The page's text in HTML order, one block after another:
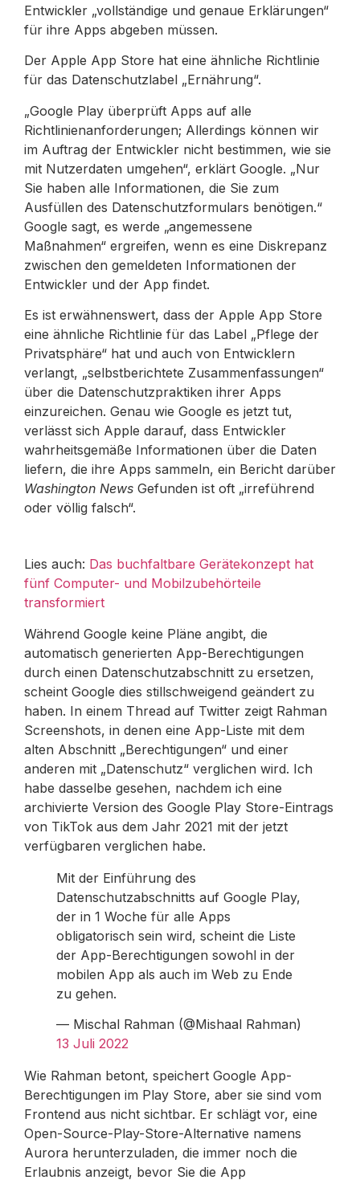
Entwickler „vollständige und genaue Erklärungen“
für ihre Apps abgeben müssen.
Der Apple App Store hat eine ähnliche Richtlinie
für das Datenschutzlabel „Ernährung“.
„Google Play überprüft Apps auf alle
Richtlinienanforderungen; Allerdings können wir
im Auftrag der Entwickler nicht bestimmen, wie sie
mit Nutzerdaten umgehen“, erklärt Google. „Nur
Sie haben alle Informationen, die Sie zum
Ausfüllen des Datenschutzformulars benötigen.“
Google sagt, es werde „angemessene
Maßnahmen“ ergreifen, wenn es eine Diskrepanz
zwischen den gemeldeten Informationen der
Entwickler und der App findet.
Es ist erwähnenswert, dass der Apple App Store
eine ähnliche Richtlinie für das Label „Pflege der
Privatsphäre“ hat und auch von Entwicklern
verlangt, „selbstberichtete Zusammenfassungen“
über die Datenschutzpraktiken ihrer Apps
einzureichen. Genau wie Google es jetzt tut,
verlässt sich Apple darauf, dass Entwickler
wahrheitsgemäße Informationen über die Daten
liefern, die ihre Apps sammeln, ein Bericht darüber
Washington News Gefunden ist oft „irreführend
oder völlig falsch“.
Lies auch: Das buchfaltbare Gerätekonzept hat
fünf Computer- und Mobilzubehörteile
transformiert
Während Google keine Pläne angibt, die
automatisch generierten App-Berechtigungen
durch einen Datenschutzabschnitt zu ersetzen,
scheint Google dies stillschweigend geändert zu
haben. In einem Thread auf Twitter zeigt Rahman
Screenshots, in denen eine App-Liste mit dem
alten Abschnitt „Berechtigungen“ und einer
anderen mit „Datenschutz“ verglichen wird. Ich
habe dasselbe gesehen, nachdem ich eine
archivierte Version des Google Play Store-Eintrags
von TikTok aus dem Jahr 2021 mit der jetzt
verfügbaren verglichen habe.
Mit der Einführung des
Datenschutzabschnitts auf Google Play,
der in 1 Woche für alle Apps
obligatorisch sein wird, scheint die Liste
der App-Berechtigungen sowohl in der
mobilen App als auch im Web zu Ende
zu gehen.
— Mischal Rahman (@Mishaal Rahman)
13 Juli 2022
Wie Rahman betont, speichert Google App-
Berechtigungen im Play Store, aber sie sind vom
Frontend aus nicht sichtbar. Er schlägt vor, eine
Open-Source-Play-Store-Alternative namens
Aurora herunterzuladen, die immer noch die
Erlaubnis anzeigt, bevor Sie die App